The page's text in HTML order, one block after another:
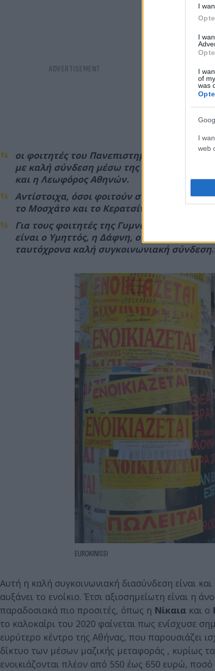
I
I
I
of
was
I
web
οι φοιτητές του Πανεπιστημίου Δυτικής
με καλή σύνδεση μέσω της γραμμής του
και η Λεωφόρος Αθηνών.
Αντίστοιχα, όσοι φοιτούν στο
το Μοσχάτο και το Κερατσίνι, με
Για τους φοιτητές της Γυμναστικής
είναι ο Υμηττός, η Δάφνη, ο Βύρωνας και η
ταυτόχρονα καλή συγκοινωνιακή σύνδεση
EUROKINISSI
Αυτή η καλή συγκοινωνιακή διασύνδεση είναι
αυξάνει το ενοίκιο. Έτσι αξιοσημείωτη είναι
παραδοσιακά πιο προσιτές, όπως η Νίκαια και ο
το καλοκαίρι του 2020 φαίνεται πως ενίσχυσε
ευρύτερο κέντρο της Αθήνας, που παρουσιάζει
δίκτυο των μέσων μαζικής μεταφοράς , κυρίως
ενοικιάζονται πλέον από 550 έως 650 ευρώ,